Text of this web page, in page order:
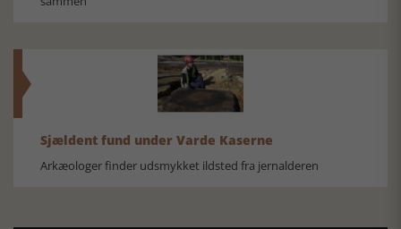
Sjældent fund under Varde Kaserne
Arkæologer finder udsmykket ildsted fra jernalderen